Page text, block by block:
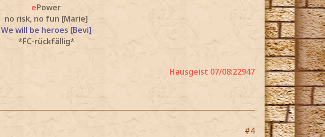
ePower
no risk, no fun [Marie]
We will be heroes [Bevi]
*FC-rückfällig*
Hausgeist 07/08:22947
#4